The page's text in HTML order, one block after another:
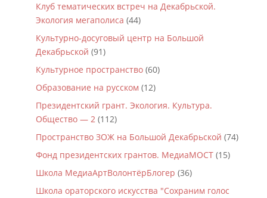
Клуб тематических встреч на Декабрьской.
Экология мегаполиса (44)
Культурно-досуговый центр на Большой
Декабрьской (91)
Культурное пространство(60)
Образование на русском (12)
Президентский грант. Экология. Культура.
Общество — 2(112)
Пространство ЗОЖ на Большой Декабрьской (74)
Фонд президентских грантов. МедиаМОСТ(15)
Школа МедиаАртВолонтёрБлогер (36)
Школа ораторского искусства "Сохраним голос